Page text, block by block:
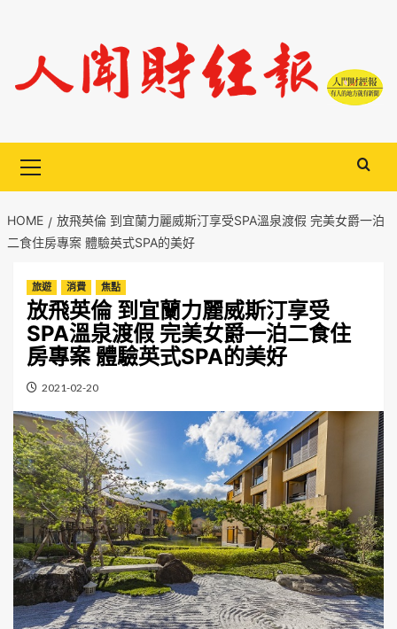
content
Menu
HOME
放飛英倫 到宜蘭力麗威斯汀享受SPA溫泉渡假 完美女爵一泊
二食住房專案 體驗英式SPA的美好
旅遊 消費 焦點
放飛英倫 到宜蘭力麗威斯汀享受
SPA溫泉渡假 完美女爵一泊二食住
房專案 體驗英式SPA的美好
2021-02-20